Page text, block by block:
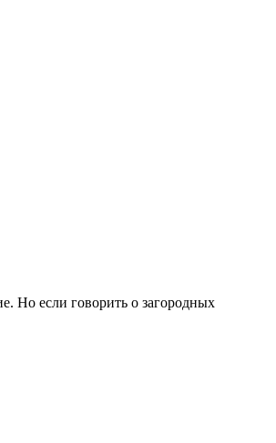
Но если говорить о загородных